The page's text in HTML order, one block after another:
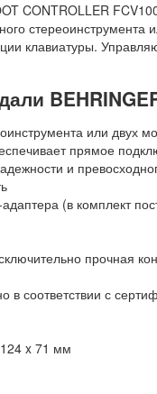
CONTROLLER
клавиатуры.
или двух
прямое
и
(в комплект
прочная
в соответствии с
124 x 71 мм